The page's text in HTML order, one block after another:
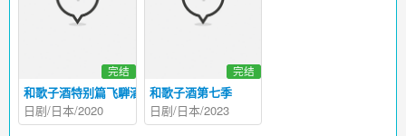
和歌子酒特别篇飞騨酒窖巡游
完结
日剧/日本/2020
和歌子酒第七季
完结
日剧/日本/2023